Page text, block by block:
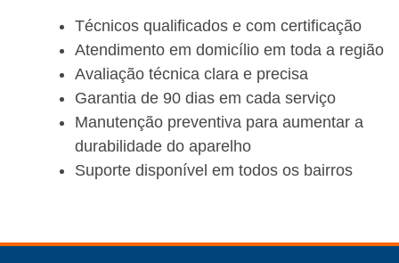
Técnicos qualificados e com certificação
Atendimento em domicílio em toda a região
Avaliação técnica clara e precisa
Garantia de 90 dias em cada serviço
Manutenção preventiva para aumentar a
durabilidade do aparelho
Suporte disponível em todos os bairros